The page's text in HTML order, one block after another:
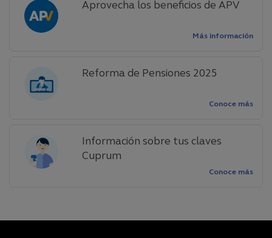
Aprovecha los beneficios de APV
Más información
Reforma de Pensiones 2025
Conoce más
Información sobre tus claves
Cuprum
Conoce más